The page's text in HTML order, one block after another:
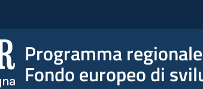
Programma regionale
Fondo europeo di